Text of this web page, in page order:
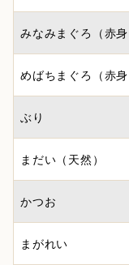
みなみまぐろ（赤身
めばちまぐろ（赤身
ぶり
まだい（天然）
かつお
まがれい